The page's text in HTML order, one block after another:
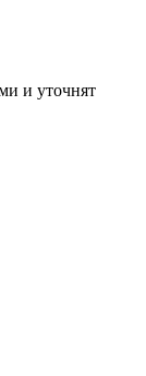
и уточнят